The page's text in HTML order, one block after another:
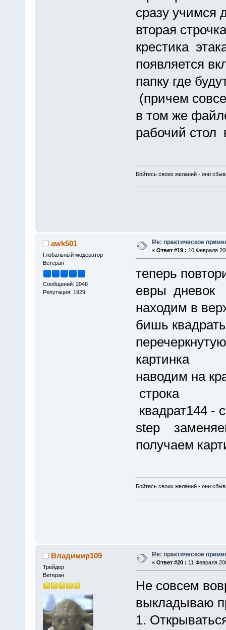
сразу учимся
вторая
крестика
появляется
папку где
(причем
в том же
рабочий стол
Бойтесь своих желаний - они
awk501
Глобальный модератор
Ветеран
Сообщений: 2048
Репутация: 1929
Re: практическое
« Ответ #19 : 10 Февраля
теперь
евры дневок
находим в
бишь
картинка
наводим на
строка
квадрат144 -
step
получаем
Бойтесь своих желаний - они
Владимир109
Трейдер
Ветеран
Re: практическое
« Ответ #20 : 11 Февраля
Не совсем
выкладываю
1.